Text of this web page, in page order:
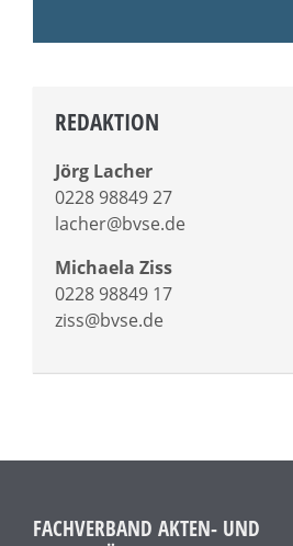
REDAKTION
Jörg Lacher
0228 98849 27
lacher@bvse.de
Michaela Ziss
0228 98849 17
ziss@bvse.de
FACHVERBAND AKTEN- UND